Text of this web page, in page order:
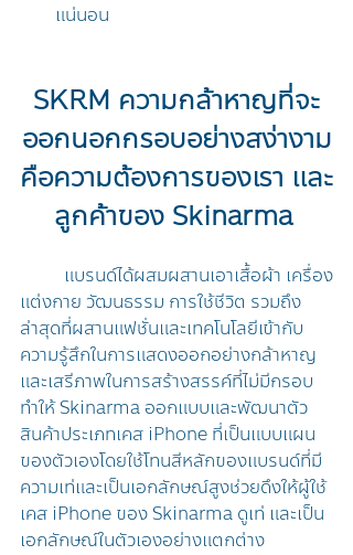
แน่นอน
SKRM ความกล้าหาญที่จะ
ออกนอกกรอบอย่างสง่างาม
คือความต้องการของเรา และ
ลูกค้าของ Skinarma
แต่งกาย วัฒนธรรม การใช้ชีวิต รวมถึง
ล่าสุดที่ผสานแฟชั่นและเทคโนโลยีเข้ากับ
ความรู้สึกในการแสดงออกอย่างกล้าหาญ
และเสรีภาพในการสร้างสรรค์ที่ไม่มีกรอบ
ทำให้ Skinarma ออกแบบและพัฒนาตัว
สินค้าประเภทเคส iPhone ที่เป็นแบบแผน
ของตัวเองโดยใช้โทนสีหลักของแบรนด์ที่มี
ความเท่และเป็นเอกลักษณ์สูงช่วยดึงให้ผู้ใช้
เคส iPhone ของ Skinarma ดูเท่ และเป็น
เอกลักษณ์ในตัวเองอย่างแตกต่าง